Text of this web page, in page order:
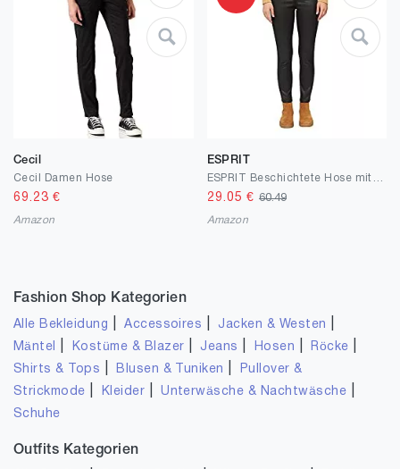
Cecil
Cecil Damen Hose
69.23 €
Amazon
ESPRIT
29.05 € 60.49
Amazon
Fashion Shop Kategorien
Alle Bekleidung |Accessoires Jacken & Westen
Mäntel Kostüme & Blazer Jeans Hosen Röcke
Shirts & Tops Blusen & Tuniken
Pullover &
Strickmode
Kleider |Unterwäsche & Nachtwäsche
Schuhe
Outfits Kategorien